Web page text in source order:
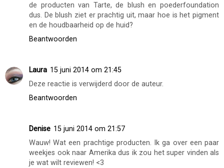
de producten van Tarte, de blush en poederfoundation
dus. De blush ziet er prachtig uit, maar hoe is het pigment
en de houdbaarheid op de huid?
Beantwoorden
Laura 15 juni 2014 om 21:45
Deze reactie is verwijderd door de auteur.
Beantwoorden
Denise 15 juni 2014 om 21:57
Wauw! Wat een prachtige producten. Ik ga over een paar
weekjes ook naar Amerika dus ik zou het super vinden als
je wat wilt reviewen! <3